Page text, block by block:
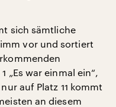
sich sämtliche
vor und sortiert
„Es war einmal ein“,
auf Platz 11 kommt
an diesem